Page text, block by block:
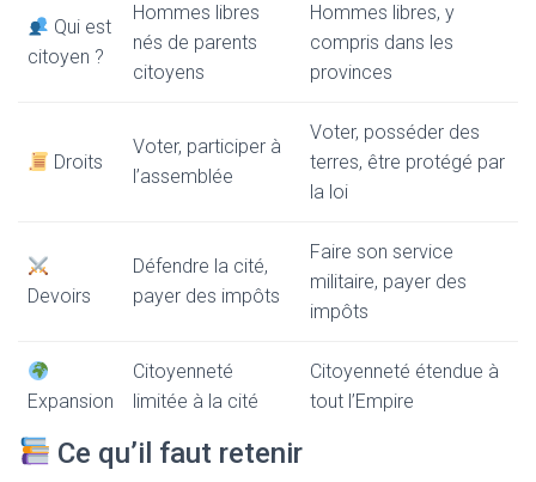
Qui est
citoyen ?
Hommes libres
nés de parents
citoyens
Hommes libres, y
compris dans les
provinces
Droits
Voter, participer à
l’assemblée
Voter, posséder des
terres, être protégé par
la loi
Devoirs
Défendre la cité,
payer des impôts
Faire son service
militaire, payer des
impôts
Expansion
Citoyenneté
limitée à la cité
Citoyenneté étendue à
tout l’Empire
Ce qu’il faut retenir